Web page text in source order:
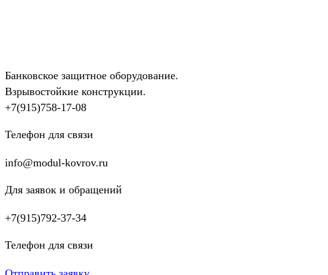
Банковское защитное оборудование.
Взрывостойкие конструкции.
+7(915)758-17-08
Телефон для связи
info@modul-kovrov.ru
Для заявок и обращений
+7(915)792-37-34
Телефон для связи